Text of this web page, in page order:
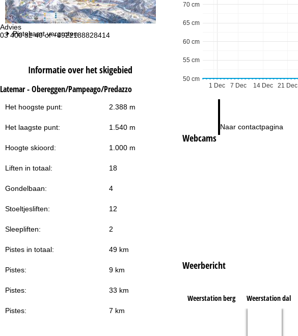
Advies
03 400 32 40 of +4922188828414
vr:
Naar contactpagina
Pistekaart vergroten
Informatie over het skigebied
Latemar - Obereggen/Pampeago/Predazzo
Het hoogste punt: 2.388 m
Het laagste punt: 1.540 m
Hoogte skioord: 1.000 m
Liften in totaal: 18
Gondelbaan: 4
Stoeltjesliften: 12
Sleepliften: 2
Pistes in totaal: 49 km
Pistes: 9 km
Pistes: 33 km
Pistes: 7 km
1 Dec 7 Dec 14 Dec 21 Dec
50 cm
55 cm
60 cm
65 cm
70 cm
Webcams
Weerbericht
Weerstation berg Weerstation dal